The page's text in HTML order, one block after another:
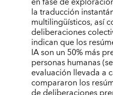
la traducción
multilingüísticos, así
deliberaciones
indican que los
IA son un 50% más
personas humanas
evaluación llevada a
compararon los